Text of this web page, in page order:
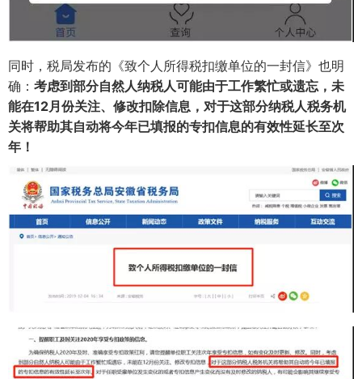
同时，税局发布的《致个人所得税扣缴单位的一封信》也明
确： 考虑到部分自然人纳税人可能由于工作繁忙或遗忘，未
能在12月份关注、修改扣除信息， 对于这部分纳税人税务机
关将帮助其自动将今年已填报的专扣信息的有效性延长至次
年！